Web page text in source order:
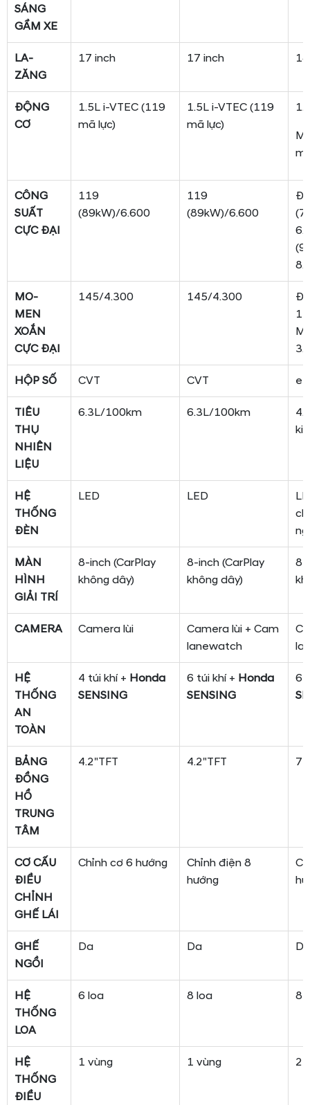
SÁNG
GẦM XE
LA-
ZĂNG
17 inch 17 inch
ĐỘNG
CƠ
1.5L i-VTEC (119
mã lực)
1.5L i-VTEC (119
mã lực)
CÔNG
SUẤT
CỰC ĐẠI
119
(89kW)/6.600
119
(89kW)/6.600
MO-
MEN
XOẮN
CỰC ĐẠI
145/4.300 145/4.300
HỘP SỐ CVT CVT e-
TIÊU
THỤ
NHIÊN
LIỆU
6.3L/100km 6.3L/100km
HỆ
THỐNG
ĐÈN
LED LED
MÀN
HÌNH
GIẢI TRÍ
8-inch (CarPlay
không dây)
8-inch (CarPlay
không dây)
8-
CAMERA Camera lùi
Camera lùi + Cam
lanewatch
HỆ
THỐNG
AN
TOÀN
4 túi khí + Honda
SENSING
6 túi khí + Honda
SENSING
6
BẢNG
ĐỒNG
HỒ
TRUNG
TÂM
4.2"TFT 4.2"TFT
CƠ CẤU
ĐIỀU
CHỈNH
GHẾ LÁI
Chỉnh cơ 6 hướng
Chỉnh điện 8
hướng
GHẾ
NGỒI
Da Da Da
HỆ
THỐNG
LOA
6 loa 8 loa 8
HỆ
THỐNG
ĐIỀU
1 vùng 1 vùng 2